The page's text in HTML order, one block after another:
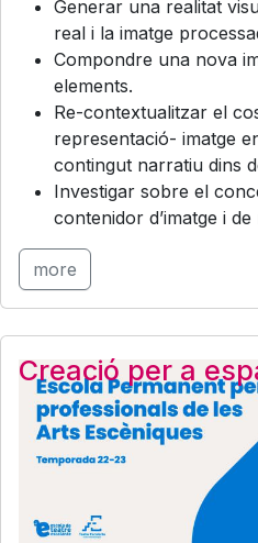
Generar una realitat
real i la imatge
Compondre una nova
elements.
Re-contextualitzar el
representació- imatge
contingut narratiu dins
Investigar sobre el
contenidor d’imatge i
more
Creació per a